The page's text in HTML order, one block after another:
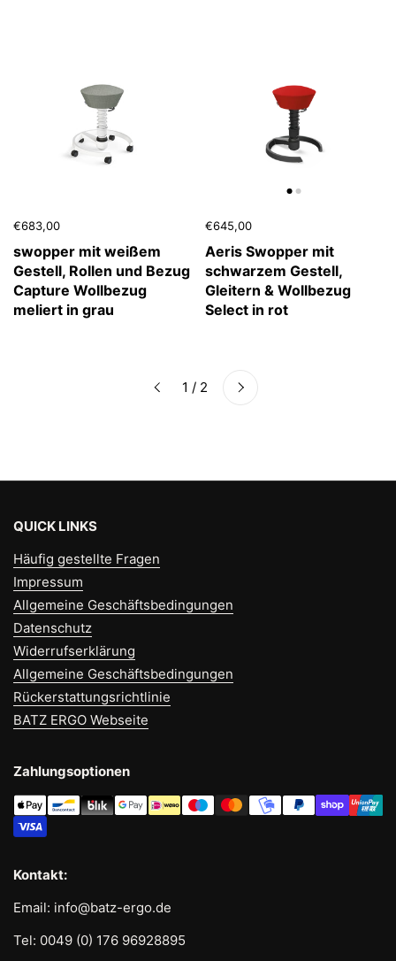
€683,00
swopper mit weißem
Gestell, Rollen und Bezug
Capture Wollbezug
meliert in grau
€645,00
Aeris Swopper mit
schwarzem Gestell,
Gleitern & Wollbezug
Select in rot
Zurück 1 / 2 Weiter
QUICK LINKS
Häufig gestellte Fragen
Impressum
Allgemeine Geschäftsbedingungen
Datenschutz
Widerrufserklärung
Allgemeine Geschäftsbedingungen
Rückerstattungsrichtlinie
BATZ ERGO Webseite
Zahlungsoptionen
Kontakt:
Email: info@batz-ergo.de
Tel: 0049 (0) 176 96928895